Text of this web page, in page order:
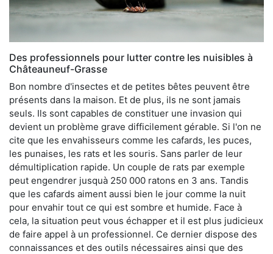
Des professionnels pour lutter contre les nuisibles à
Châteauneuf-Grasse
Bon nombre d'insectes et de petites bêtes peuvent être
présents dans la maison. Et de plus, ils ne sont jamais
seuls. Ils sont capables de constituer une invasion qui
devient un problème grave difficilement gérable. Si l'on ne
cite que les envahisseurs comme les cafards, les puces,
les punaises, les rats et les souris. Sans parler de leur
démultiplication rapide. Un couple de rats par exemple
peut engendrer jusquà 250 000 ratons en 3 ans. Tandis
que les cafards aiment aussi bien le jour comme la nuit
pour envahir tout ce qui est sombre et humide. Face à
cela, la situation peut vous échapper et il est plus judicieux
de faire appel à un professionnel. Ce dernier dispose des
connaissances et des outils nécessaires ainsi que des